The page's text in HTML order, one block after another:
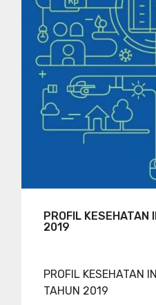
PROFIL KESEHATAN
2019
PROFIL KESEHATAN
TAHUN 2019